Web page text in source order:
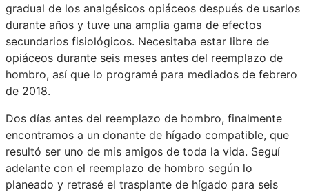
gradual de los analgésicos opiáceos después de usarlos
durante años y tuve una amplia gama de efectos
secundarios fisiológicos. Necesitaba estar libre de
opiáceos durante seis meses antes del reemplazo de
hombro, así que lo programé para mediados de febrero
de 2018.
Dos días antes del reemplazo de hombro, finalmente
encontramos a un donante de hígado compatible, que
resultó ser uno de mis amigos de toda la vida. Seguí
adelante con el reemplazo de hombro según lo
planeado y retrasé el trasplante de hígado para seis